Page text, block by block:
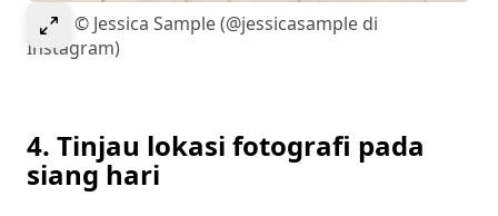
Select to expand image
Cabo © Jessica Sample (@jessicasample di
Instagram)
4. Tinjau lokasi fotografi pada
siang hari